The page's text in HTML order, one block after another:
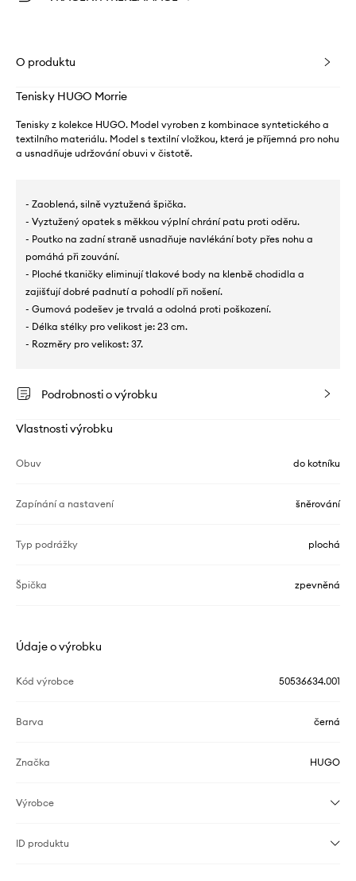
O produktu
Tenisky HUGO Morrie
Tenisky z kolekce HUGO. Model vyroben z kombinace syntetického a
textilního materiálu. Model s textilní vložkou, která je příjemná pro nohu
a usnadňuje udržování obuvi v čistotě.
- Zaoblená, silně vyztužená špička.
- Vyztužený opatek s měkkou výplní chrání patu proti oděru.
- Poutko na zadní straně usnadňuje navlékání boty přes nohu a
pomáhá při zouvání.
- Ploché tkaničky eliminují tlakové body na klenbě chodidla a
zajišťují dobré padnutí a pohodlí při nošení.
- Gumová podešev je trvalá a odolná proti poškození.
- Délka stélky pro velikost je: 23 cm.
- Rozměry pro velikost: 37.
Podrobnosti o výrobku
Vlastnosti výrobku
Obuv do kotníku
Zapínání a nastavení šněrování
Typ podrážky plochá
Špička zpevněná
Údaje o výrobku
Kód výrobce 50536634.001
Barva černá
Značka HUGO
Výrobce
ID produktu